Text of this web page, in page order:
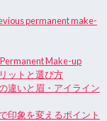
permanent make-
Make-up
ットと選び方
違いと眉・アイライン
印象を変えるポイント